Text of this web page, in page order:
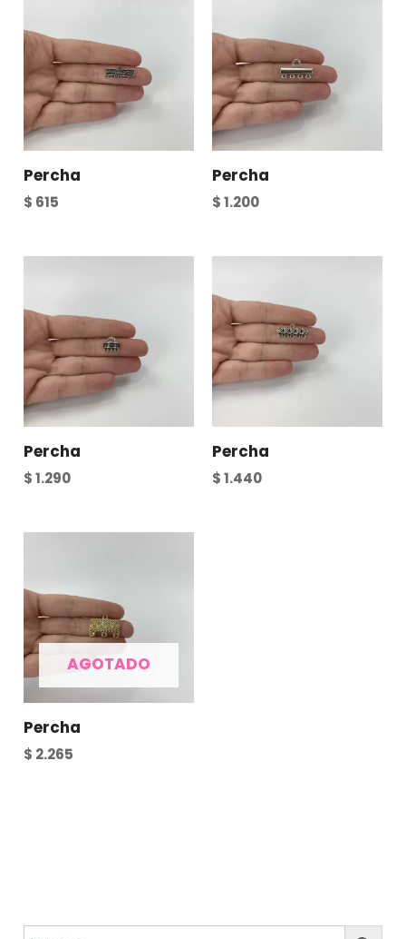
Percha
$ 615
Percha
$1.200
Percha
$1.290
Percha
$1.440
AGOTADO
Percha
$ 2.265